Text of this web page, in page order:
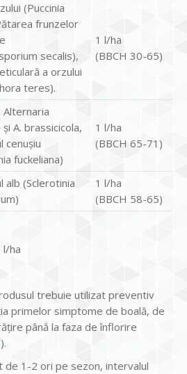
(Puccinia
frunzelor
secalis),
a orzului
teres).
1 l/ha
(BBCH 30-65)
A. brassicicola,
cenușiu
fuckeliana)
1 l/ha
(BBCH 65-71)
alb (Sclerotinia
1 l/ha
(BBCH 58-65)
l/ha
trebuie utilizat preventiv
primelor simptome de boală, de
până la faza de înflorire
de 1-2 ori pe sezon, intervalul